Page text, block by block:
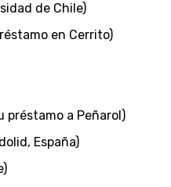
de Chile)
en Cerrito)
préstamo a Peñarol)
España)